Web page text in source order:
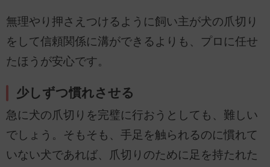
無理やり押さえつけるように飼い主が犬の爪切り
をして信頼関係に溝ができるよりも、プロに任せ
たほうが安心です。
少しずつ慣れさせる
急に犬の爪切りを完璧に行おうとしても、難しい
でしょう。そもそも、手足を触られるのに慣れて
いない犬であれば、爪切りのために足を持たれた